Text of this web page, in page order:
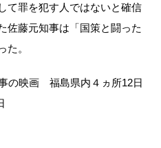
て罪を犯す人ではないと確信
佐藤元知事は「国策と闘った
た。
の映画 福島県内４ヵ所12日